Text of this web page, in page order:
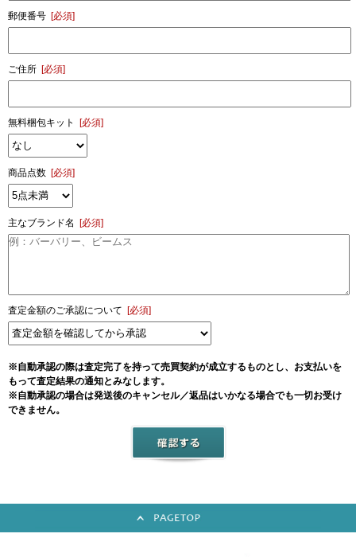
郵便番号 [必須]
ご住所 [必須]
無料梱包キット [必須]
商品点数 [必須]
主なブランド名 [必須]
査定金額のご承認について [必須]
※自動承認の際は査定完了を持って売買契約が成立するものとし、お支払いを
もって査定結果の通知とみなします。
※自動承認の場合は発送後のキャンセル／返品はいかなる場合でも一切お受け
できません。